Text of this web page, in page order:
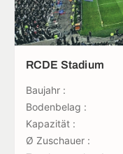
RCDE Stadium
Baujahr :
Bodenbelag :
Kapazität :
Ø Zuschauer :